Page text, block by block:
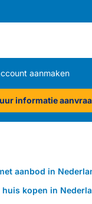
aanmaken
informatie
aanbod in
kopen in